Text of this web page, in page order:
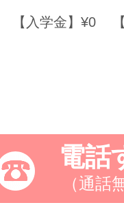
サイトマッ
【入学金】¥0
電話
（通話